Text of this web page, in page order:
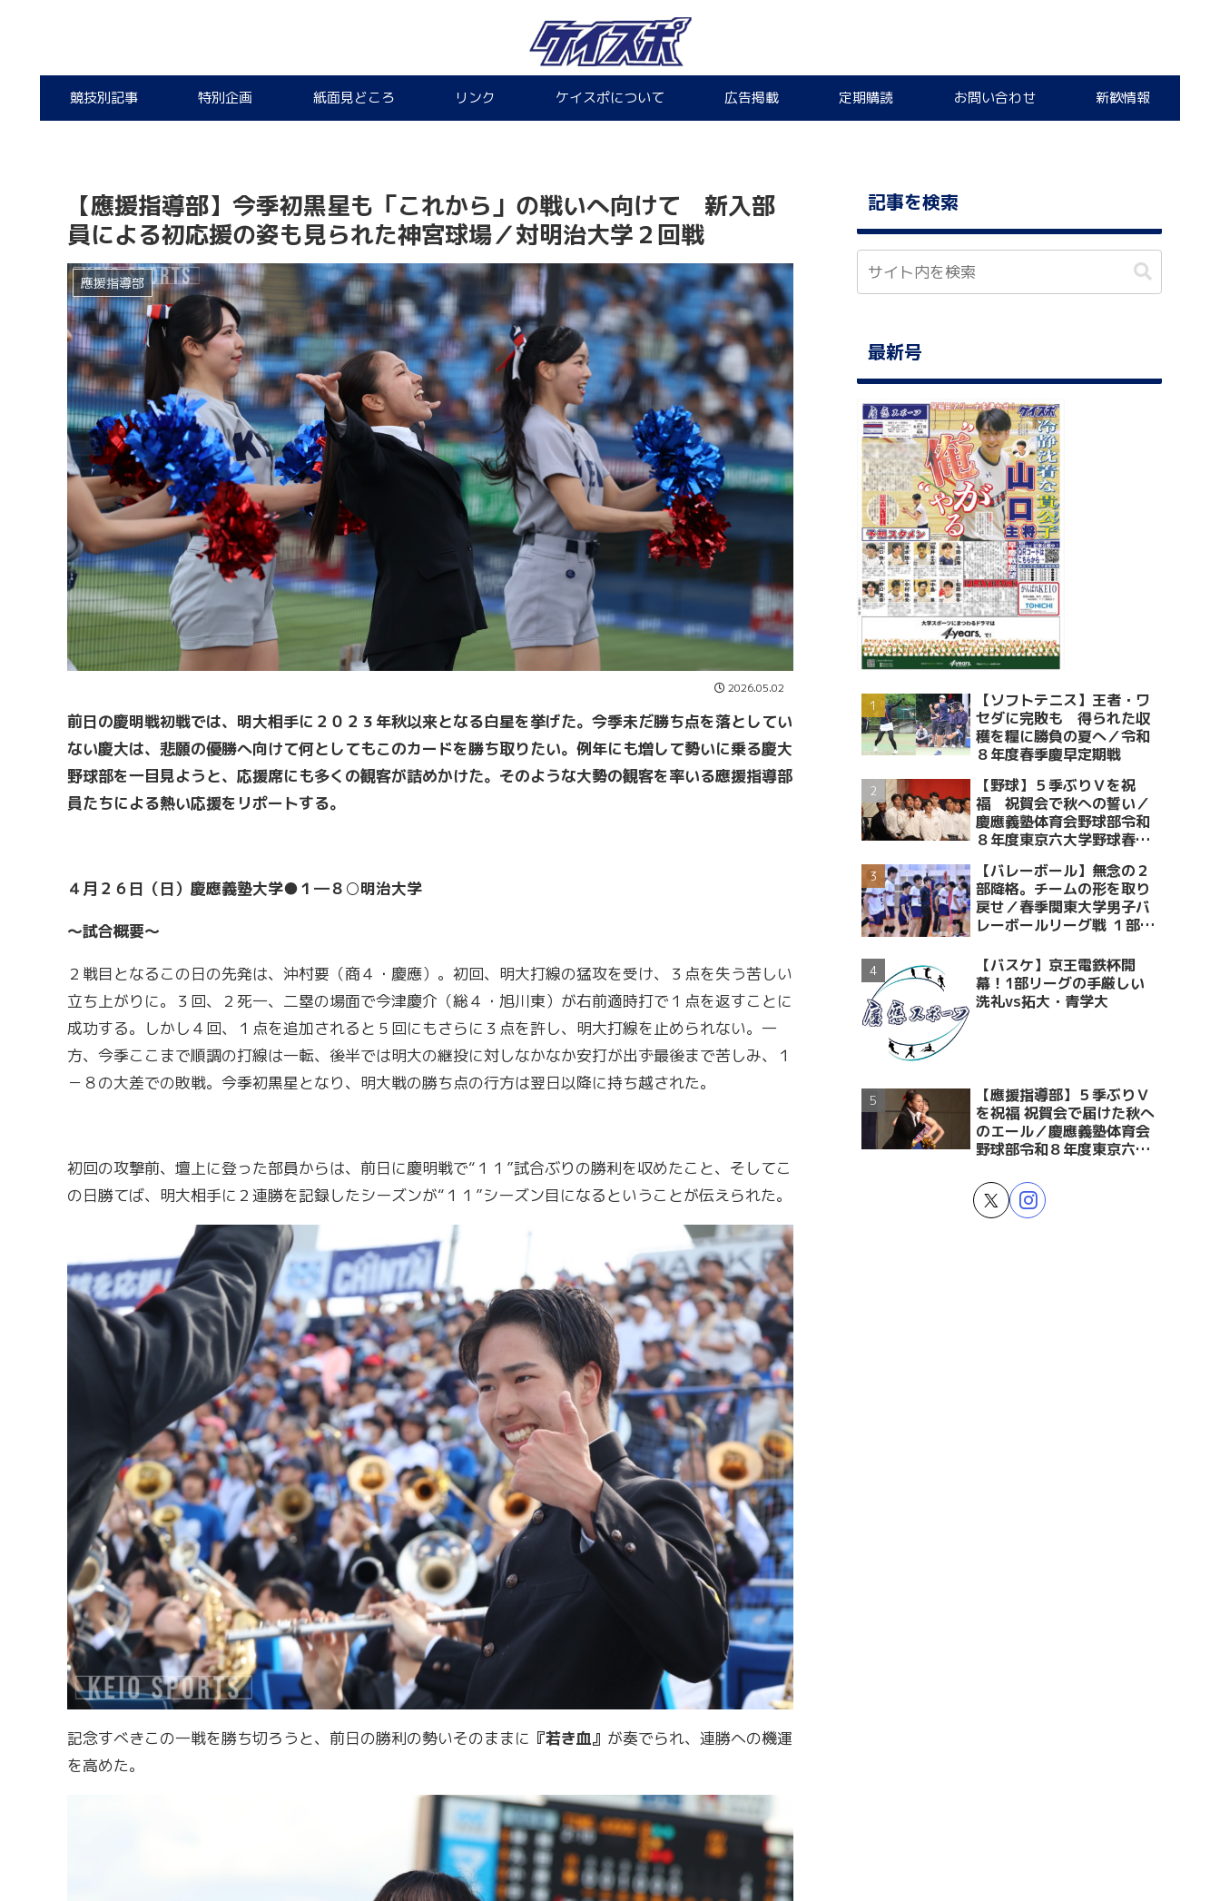
競技別記事 特別企画 紙面見どころ リンク ケイスポについて 広告掲載 定期購読 お問い合わせ 新歓情報
【應援指導部】今季初黒星も「これから」の戦いへ向けて 新入部
員による初応援の姿も見られた神宮球場／対明治大学２回戦
應援指導部
2026.05.02
前日の慶明戦初戦では、明大相手に２０２３年秋以来となる白星を挙げた。今季未だ勝ち点を落としてい
ない慶大は、悲願の優勝へ向けて何としてもこのカードを勝ち取りたい。例年にも増して勢いに乗る慶大
野球部を一目見ようと、応援席にも多くの観客が詰めかけた。そのような大勢の観客を率いる應援指導部
員たちによる熱い応援をリポートする。
４月２６日（日）慶應義塾大学●１―８○明治大学
～試合概要～
２戦目となるこの日の先発は、沖村要（商４・慶應）。初回、明大打線の猛攻を受け、３点を失う苦しい
立ち上がりに。３回、２死一、二塁の場面で今津慶介（総４・旭川東）が右前適時打で１点を返すことに
成功する。しかし４回、１点を追加されると５回にもさらに３点を許し、明大打線を止められない。一
方、今季ここまで順調の打線は一転、後半では明大の継投に対しなかなか安打が出ず最後まで苦しみ、１
－８の大差での敗戦。今季初黒星となり、明大戦の勝ち点の行方は翌日以降に持ち越された。
初回の攻撃前、壇上に登った部員からは、前日に慶明戦で“１１”試合ぶりの勝利を収めたこと、そしてこ
の日勝てば、明大相手に２連勝を記録したシーズンが“１１”シーズン目になるということが伝えられた。
記念すべきこの一戦を勝ち切ろうと、前日の勝利の勢いそのままに 『若き血』 が奏でられ、連勝への機運
を高めた。
記事を検索
最新号
【ソフトテニス】王者・ワ
セダに完敗も 得られた収
穫を糧に勝負の夏へ／令和
８年度春季慶早定期戦
【野球】５季ぶりＶを祝
福 祝賀会で秋への誓い／
慶應義塾体育会野球部令和
８年度東京六大学野球春季
～
【バレーボール】無念の２
部降格。チームの形を取り
戻せ／春季関東大学男子バ
レーボールリーグ戦 １部・
【バスケ】京王電鉄杯開
幕！1部リーグの手厳しい
洗礼vs拓大・青学大
【應援指導部】５季ぶりＶ
を祝福 祝賀会で届けた秋へ
のエール／慶應義塾体育会
野球部令和８年度東京六大
賀会～後編～